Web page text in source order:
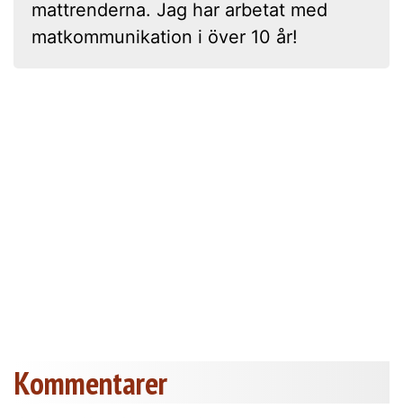
mattrenderna. Jag har arbetat med
matkommunikation i över 10 år!
Kommentarer